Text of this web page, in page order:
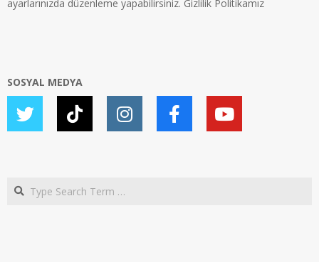
ayarlarınızda düzenleme yapabilirsiniz. Gizlilik Politikamız
SOSYAL MEDYA
Search